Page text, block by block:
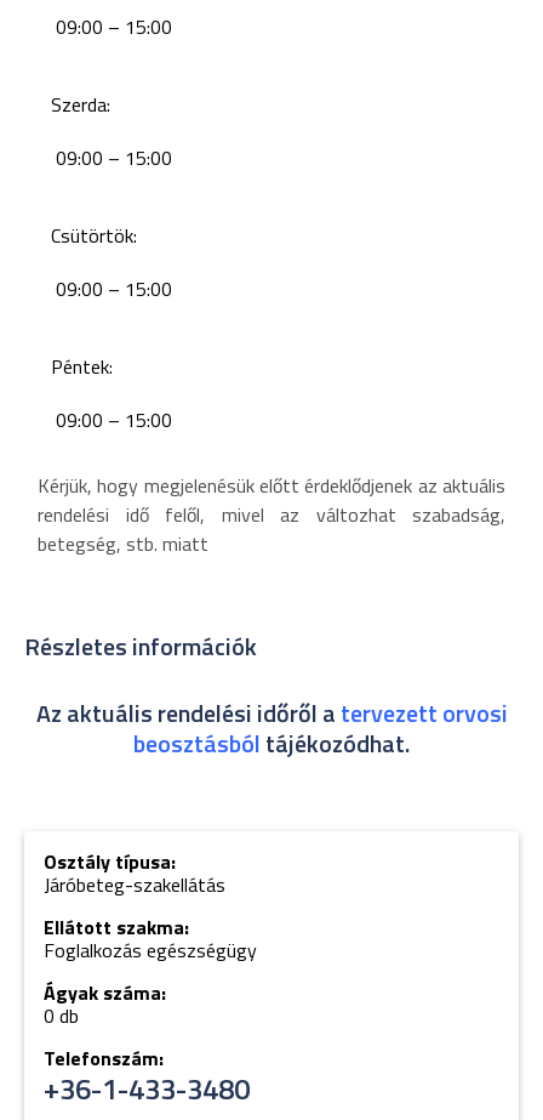
09:00 – 15:00
Szerda:
09:00 – 15:00
Csütörtök:
09:00 – 15:00
Péntek:
09:00 – 15:00
Kérjük, hogy megjelenésük előtt érdeklődjenek az aktuális
rendelési idő felől, mivel az változhat szabadság,
betegség, stb. miatt
Részletes információk
Az aktuális rendelési időről atervezett orvosi
beosztásbóltájékozódhat.
Osztály típusa:
Járóbeteg-szakellátás
Ellátott szakma:
Foglalkozás egészségügy
Ágyak száma:
0 db
Telefonszám:
+36-1-433-3480